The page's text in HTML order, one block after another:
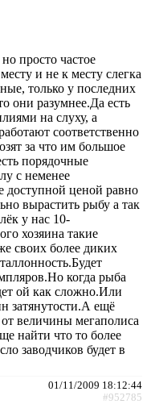
просто частое
и не к месту слегка
только у последних
они разумнее.Да есть
на слуху, а
соответственно
за что им большое
порядочные
с неменее
доступной ценой равно
вырастить рыбу а так
у нас 10-
хозяина такие
своих более диких
когда рыба
ой как сложно.Или
затянутости.А ещё
величины мегаполиса
найти что то более
заводчиков будет в
01/11/2009 18:12:44
#952785